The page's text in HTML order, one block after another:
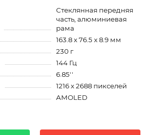
Стеклянная передняя
часть, алюминиевая
рама
163.8 x 76.5 x 8.9 мм
230 г
144 Гц
6.85''
1216 x 2688 пикселей
AMOLED